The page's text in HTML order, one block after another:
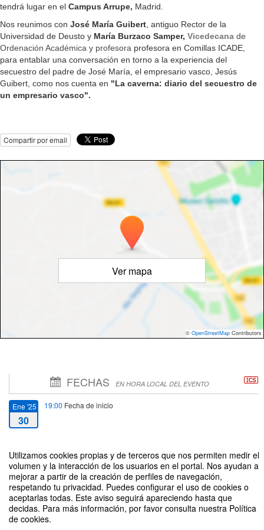
Utilizamos cookies propias y de terceros que nos permiten medir el
volumen y la interacción de los usuarios en el portal. Nos ayudan a
mejorar a partir de la creación de perfiles de navegación,
respetando tu privacidad. Puedes configurar el uso de cookies o
aceptarlas todas. Este aviso seguirá apareciendo hasta que
decidas. Para más información, por favor consulta nuestra Política
de cookies.
tendrá lugar en el Campus Arrupe, Madrid.
Nos reunimos con José María Guibert , antiguo Rector de la
Universidad de Deusto y María Burzaco Samper, Vicedecana de
Ordenación Académica y profesora profesora en Comillas ICADE,
para entablar una conversación en torno a la experiencia del
secuestro del padre de José María, el empresario vasco, Jesús
Guibert, como nos cuenta en "La caverna: diario del secuestro de
un empresario vasco".
Compartir por email
Ver mapa
© OpenStreetMap Contributors
FECHAS EN HORA LOCAL DEL EVENTO
Ene '25
30
19:00 Fecha de inicio
30